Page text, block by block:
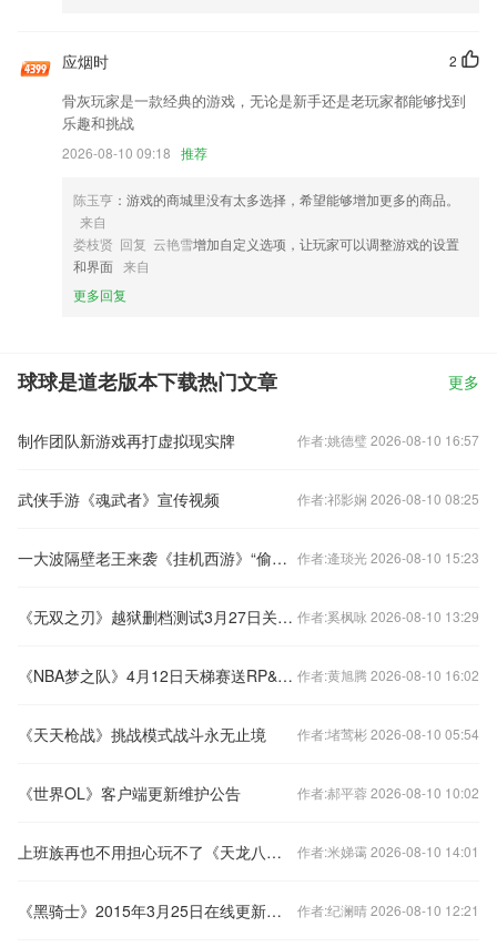
2
应烟时
骨灰玩家是一款经典的游戏，无论是新手还是老玩家都能够找到
乐趣和挑战
2026-08-10 09:18 推荐
陈玉亨 ：游戏的商城里没有太多选择，希望能够增加更多的商品。
来自
娄枝贤 回复 云艳雪增加自定义选项，让玩家可以调整游戏的设置
和界面 来自
更多回复
球球是道老版本下载热门文章 更多
制作团队新游戏再打虚拟现实牌 作者:姚德璧 2026-08-10 16:57
武侠手游《魂武者》宣传视频 作者:祁影娴 2026-08-10 08:25
一大波隔壁老王来袭《挂机西游》“偷菜”走起来 作者:逄琰光 2026-08-10 15:23
《无双之刃》越狱删档测试3月27日关服公告 作者:奚枫咏 2026-08-10 13:29
《NBA梦之队》4月12日天梯赛送RP&喇叭 作者:黄旭腾 2026-08-10 16:02
《天天枪战》挑战模式战斗永无止境 作者:堵莺彬 2026-08-10 05:54
《世界OL》客户端更新维护公告 作者:郝平蓉 2026-08-10 10:02
上班族再也不用担心玩不了《天龙八部3D》了 作者:米娣霭 2026-08-10 14:01
《黑骑士》2015年3月25日在线更新公告 作者:纪澜晴 2026-08-10 12:21